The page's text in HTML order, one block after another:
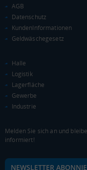
KAUFKRAFT
Euro pro Kopf
(Landkreis / Kreisfreie Stadt)
KAUFKRAFT - EURO
AGB
Datenschutz
KundenInformationen
Geldwäschegesetz
Halle
Logistik
Lagerfläche
Gewerbe
Industrie
Melden Sie sich an und
informiert!
NEWSLETTER